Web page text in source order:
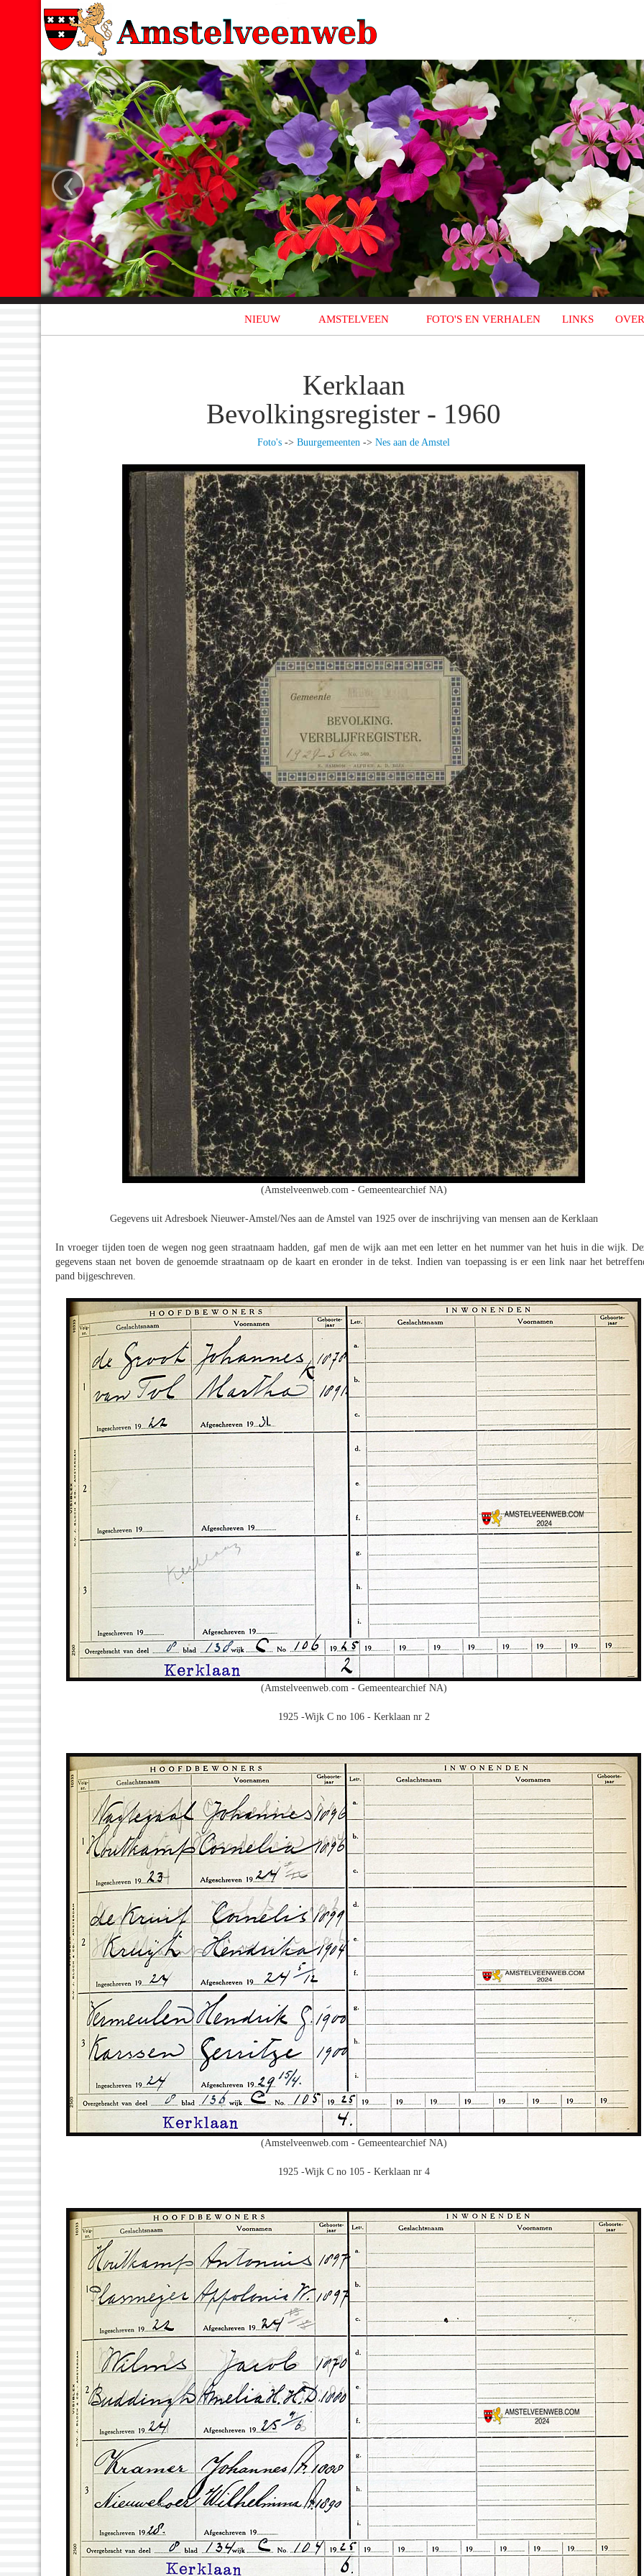
‹
NIEUW AMSTELVEEN FOTO'S EN VERHALEN LINKS
Kerklaan
Bevolkingsregister - 1960
Foto's -> Buurgemeenten -> Nes aan de Amstel
(Amstelveenweb.com - Gemeentearchief NA)
Gegevens uit Adresboek Nieuwer-Amstel/Nes aan de Amstel van 1925 over de inschrijving van mensen aan de Kerklaan
In vroeger tijden toen de wegen nog geen straatnaam hadden, gaf men de wijk aan met een letter en het nummer van het huis in die wijk.
gegevens staan net boven de genoemde straatnaam op de kaart en eronder in de tekst. Indien van toepassing is er een link naar het
pand bijgeschreven.
(Amstelveenweb.com - Gemeentearchief NA)
1925 -Wijk C no 106 - Kerklaan nr 2
(Amstelveenweb.com - Gemeentearchief NA)
1925 -Wijk C no 105 - Kerklaan nr 4